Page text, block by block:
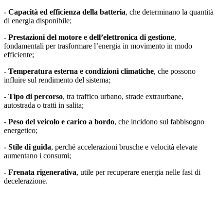
- Capacità ed efficienza della batteria, che determinano la quantità
di energia disponibile;
- Prestazioni del motore e dell’elettronica di gestione,
fondamentali per trasformare l’energia in movimento in modo
efficiente;
- Temperatura esterna e condizioni climatiche, che possono
influire sul rendimento del sistema;
- Tipo di percorso, tra traffico urbano, strade extraurbane,
autostrada o tratti in salita;
- Peso del veicolo e carico a bordo, che incidono sul fabbisogno
energetico;
- Stile di guida, perché accelerazioni brusche e velocità elevate
aumentano i consumi;
- Frenata rigenerativa, utile per recuperare energia nelle fasi di
decelerazione.